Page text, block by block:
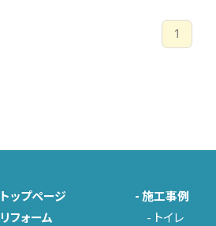
1
トップページ
リフォーム
-施工事例
- トイレ